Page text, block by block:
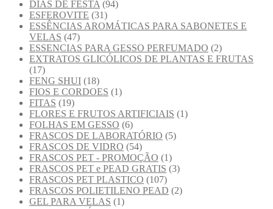
DIAS DE FESTA (94)
ESFEROVITE (31)
ESSÊNCIAS AROMÁTICAS PARA SABONETES E
VELAS (47)
ESSENCIAS PARA GESSO PERFUMADO (2)
EXTRATOS GLICÓLICOS DE PLANTAS E FRUTAS
(17)
FENG SHUI (18)
FIOS E CORDOES (1)
FITAS (19)
FLORES E FRUTOS ARTIFICIAIS (1)
FOLHAS EM GESSO (6)
FRASCOS DE LABORATÓRIO (5)
FRASCOS DE VIDRO (54)
FRASCOS PET - PROMOÇÃO (1)
FRASCOS PET e PEAD GRATIS (3)
FRASCOS PET PLASTICO (107)
FRASCOS POLIETILENO PEAD (2)
GEL PARA VELAS (1)